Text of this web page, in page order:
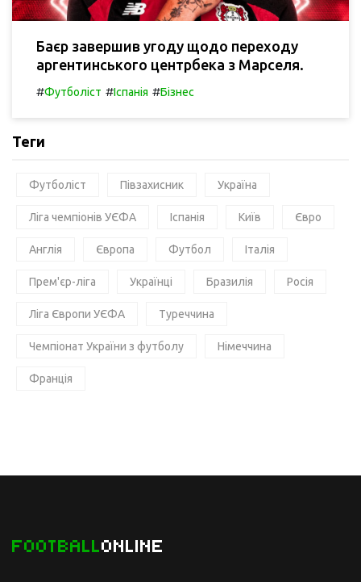
Баєр завершив угоду щодо переходу
аргентинського центрбека з Марселя.
#Футболіст #Іспанія #Бізнес
Теги
Футболіст Півзахисник Україна
Ліга чемпіонів УЄФА Іспанія Київ Євро
Англія Європа Футбол Італія
Прем'єр-ліга Українці Бразилія Росія
Ліга Європи УЄФА Туреччина
Чемпіонат України з футболу Німеччина
Франція
FOOTBALLONLINE